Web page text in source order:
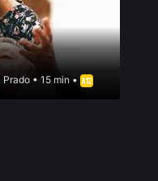
Prado • 15 min •